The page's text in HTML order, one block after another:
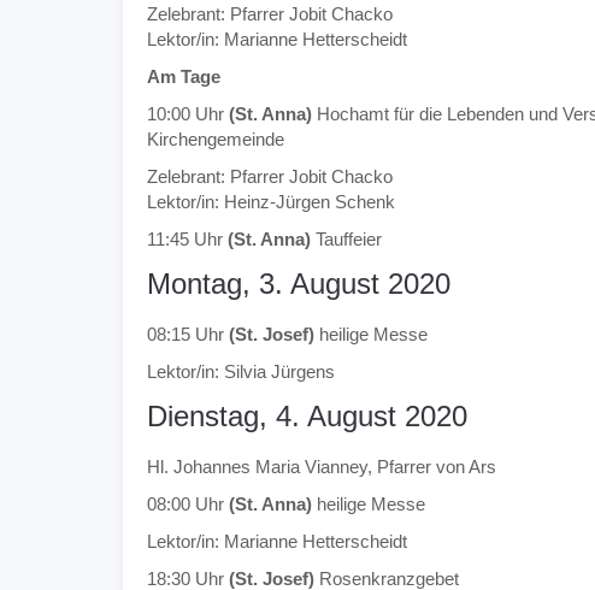
Zelebrant: Pfarrer Jobit Chacko
Lektor/in: Marianne Hetterscheidt
Am Tage
10:00 Uhr (St. Anna) Hochamt für die Lebenden und
Kirchengemeinde
Zelebrant: Pfarrer Jobit Chacko
Lektor/in: Heinz-Jürgen Schenk
11:45 Uhr (St. Anna) Tauffeier
Montag, 3. August 2020
08:15 Uhr (St. Josef) heilige Messe
Lektor/in: Silvia Jürgens
Dienstag, 4. August 2020
Hl. Johannes Maria Vianney, Pfarrer von Ars
08:00 Uhr (St. Anna) heilige Messe
Lektor/in: Marianne Hetterscheidt
18:30 Uhr (St. Josef) Rosenkranzgebet